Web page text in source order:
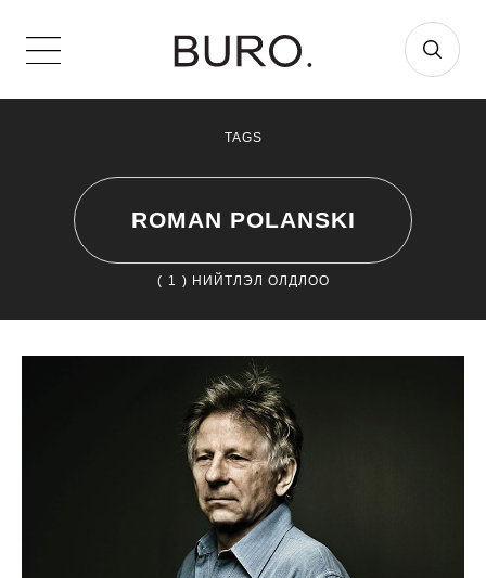
TAGS
ROMAN POLANSKI
( 1 ) НИЙТЛЭЛ ОЛДЛОО